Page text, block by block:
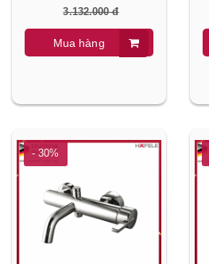
3.132.000 đ
Mua hàng
- 30%